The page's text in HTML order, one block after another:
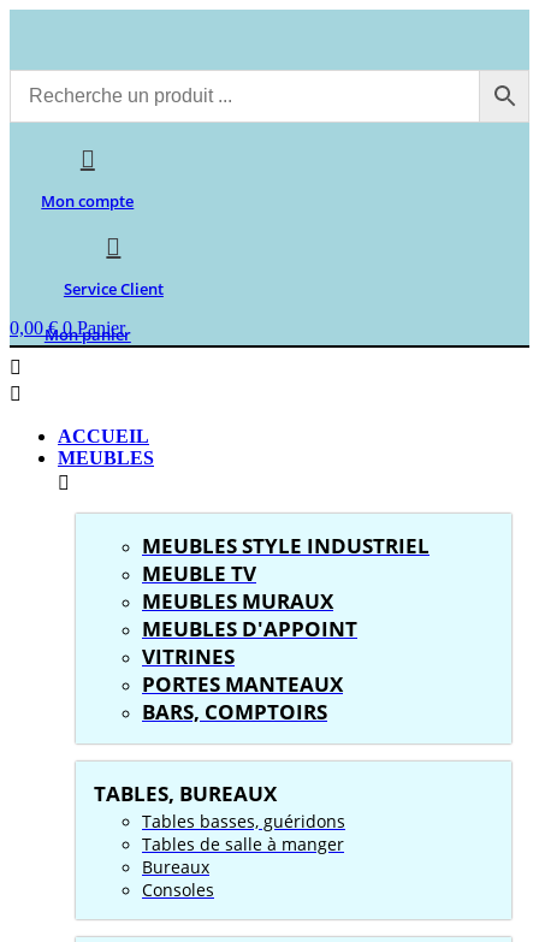
Mon compte
Service Client
0,00€ 0 Panier
Mon panier
ACCUEIL
MEUBLES
MEUBLES STYLE INDUSTRIEL
MEUBLE TV
MEUBLES MURAUX
MEUBLES D'APPOINT
VITRINES
PORTES MANTEAUX
BARS, COMPTOIRS
TABLES, BUREAUX
Tables basses, guéridons
Tables de salle à manger
Bureaux
Consoles